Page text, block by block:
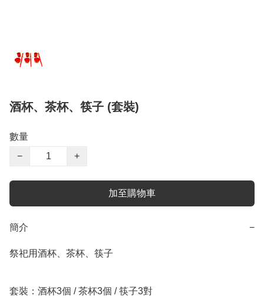
酒杯、茶杯、筷子 (套裝)
數量
−
+
加至購物車
簡介 −
祭祀用酒杯、茶杯、筷子
套裝：酒杯3個 / 茶杯3個 / 筷子3對